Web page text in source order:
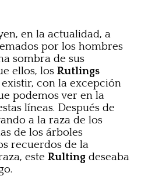
en la actualidad, a
por los hombres
sombra de sus
ellos, los Rutlings
con la excepción
podemos ver en la
líneas. Después de
a la raza de los
de los árboles
recuerdos de la
este Rulting deseaba